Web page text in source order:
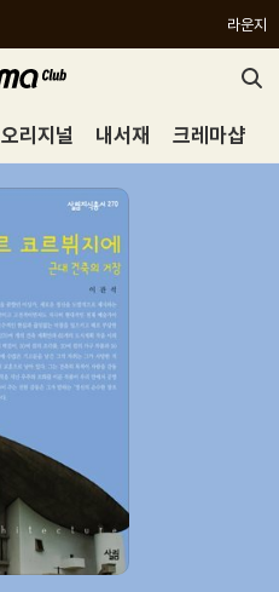
라운지
오리지널 내서재 크레마샵